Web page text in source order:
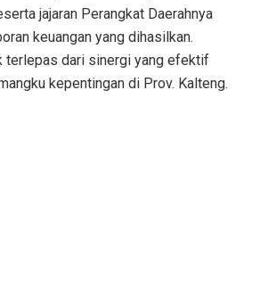
jajaran Perangkat Daerahnya
keuangan yang dihasilkan.
terlepas dari sinergi yang efektif
kepentingan di Prov. Kalteng.